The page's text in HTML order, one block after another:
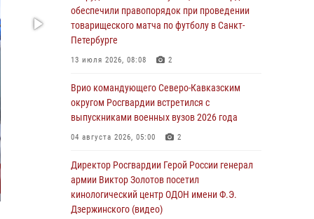
всероссийская акция "Каникулы с
Росгвардией"
08 августа 2026, 00:00
полковник Владислав Ершов поздравил
военнослужащих и сотрудников ведомства с
Днем физкультурника
07 августа 2026, 21:01
«Росгвардия. Вехи истории»: первая
антитеррористическая операция войск
правопорядка
07 августа 2026, 15:28
обеспечили правопорядок при проведении
товарищеского матча по футболу в Санкт-
Петербурге
13 июля 2026, 08:08 2
Врио командующего Северо-Кавказским
округом Росгвардии встретился с
выпускниками военных вузов 2026 года
04 августа 2026, 05:00 2
Директор Росгвардии Герой России генерал
армии Виктор Золотов посетил
кинологический центр ОДОН имени Ф.Э.
Дзержинского (видео)